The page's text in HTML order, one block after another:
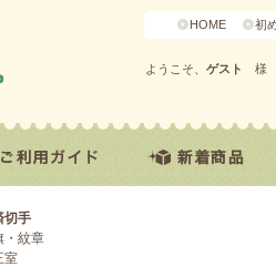
HOME 初
ようこそ、 ゲスト 様
切手
・紋章
室